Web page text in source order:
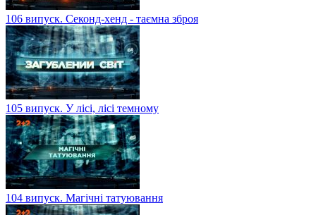
106 випуск. Секонд-хенд - таємна зброя
105 випуск. У лісі, лісі темному
104 випуск. Магічні татуювання